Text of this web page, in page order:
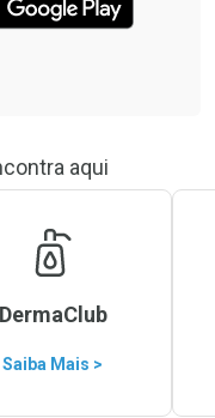
aqui
DermaClub
Saiba Mais >